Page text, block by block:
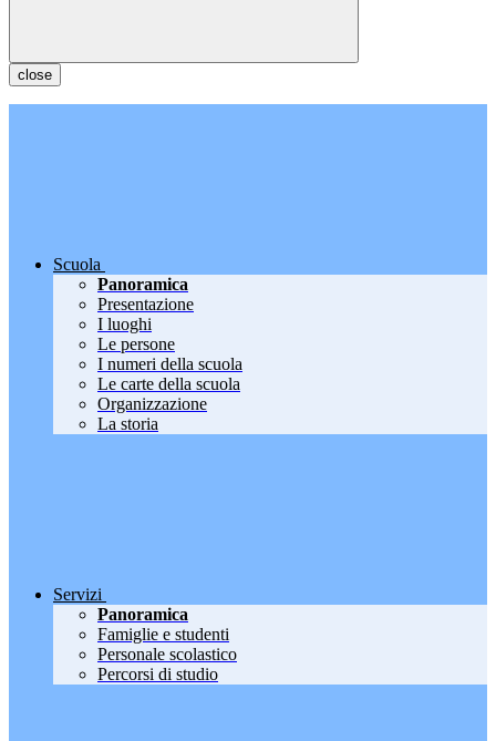
close
Scuola
Panoramica
Presentazione
I luoghi
Le persone
I numeri della scuola
Le carte della scuola
Organizzazione
La storia
Servizi
Panoramica
Famiglie e studenti
Personale scolastico
Percorsi di studio